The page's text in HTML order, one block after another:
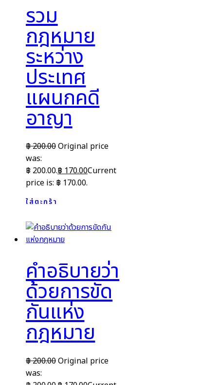
รวม
กฎหมาย
ระหว่าง
ประเทศ
แผนกคดี
อาญา
฿200.00Original price
was:
฿ 200.00.฿170.00Current
price is: ฿ 170.00.
ใส่ตะกร้า
คำอธิบายว่า
ด้วยการขัด
กันแห่ง
กฎหมาย
฿200.00Original price
was: